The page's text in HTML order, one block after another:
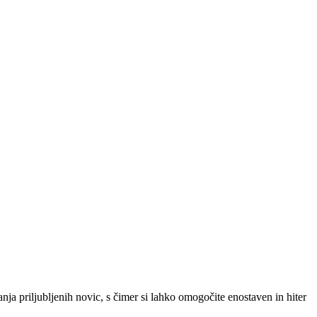
priljubljenih novic, s čimer si lahko omogočite enostaven in hiter